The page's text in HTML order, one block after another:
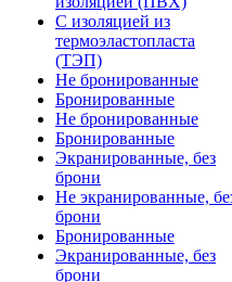
С изоляцией из
термоэластопласта
(ТЭП)
Не бронированные
Бронированные
Не бронированные
Бронированные
Экранированные, без
брони
Не экранированные,
брони
Бронированные
Экранированные, без
брони